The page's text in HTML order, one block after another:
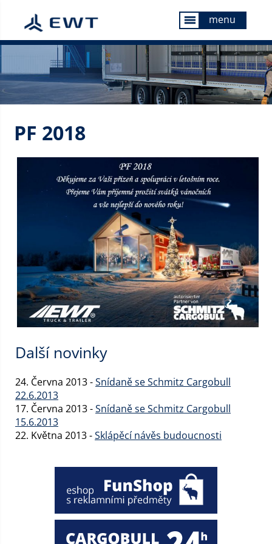
menu menu
PF 2018
Další novinky
24. Června 2013 -Snídaně se Schmitz Cargobull
22.6.2013
17. Června 2013 -Snídaně se Schmitz Cargobull
15.6.2013
22. Května 2013 -Sklápěcí návěs budoucnosti